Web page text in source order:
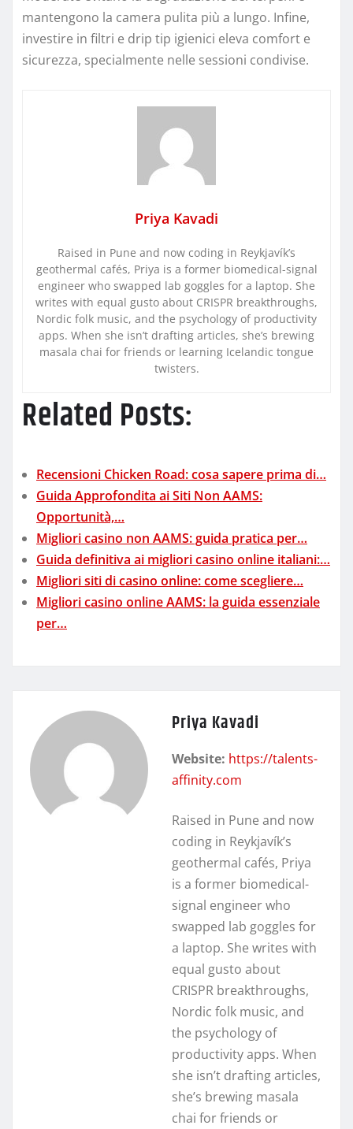
mantengono la camera pulita più a lungo. Infine,
investire in filtri e drip tip igienici eleva comfort e
sicurezza, specialmente nelle sessioni condivise.
Priya Kavadi
Raised in Pune and now coding in Reykjavík’s
geothermal cafés, Priya is a former biomedical-signal
engineer who swapped lab goggles for a laptop. She
writes with equal gusto about CRISPR breakthroughs,
Nordic folk music, and the psychology of productivity
apps. When she isn’t drafting articles, she’s brewing
masala chai for friends or learning Icelandic tongue
twisters.
Related Posts:
Recensioni Chicken Road: cosa sapere prima di…
Guida Approfondita ai Siti Non AAMS:
Opportunità,…
Migliori casino non AAMS: guida pratica per…
Guida definitiva ai migliori casino online italiani:…
Migliori siti di casino online: come scegliere…
Migliori casino online AAMS: la guida essenziale
per…
Priya Kavadi
Website: https://talents-
affinity.com
Raised in Pune and now
coding in Reykjavík’s
geothermal cafés, Priya
is a former biomedical-
signal engineer who
swapped lab goggles for
a laptop. She writes with
equal gusto about
CRISPR breakthroughs,
Nordic folk music, and
the psychology of
productivity apps. When
she isn’t drafting articles,
she’s brewing masala
chai for friends or